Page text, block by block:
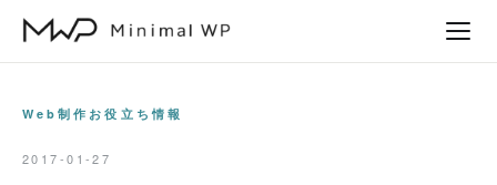
Web制作お役立ち情報
2017-01-27